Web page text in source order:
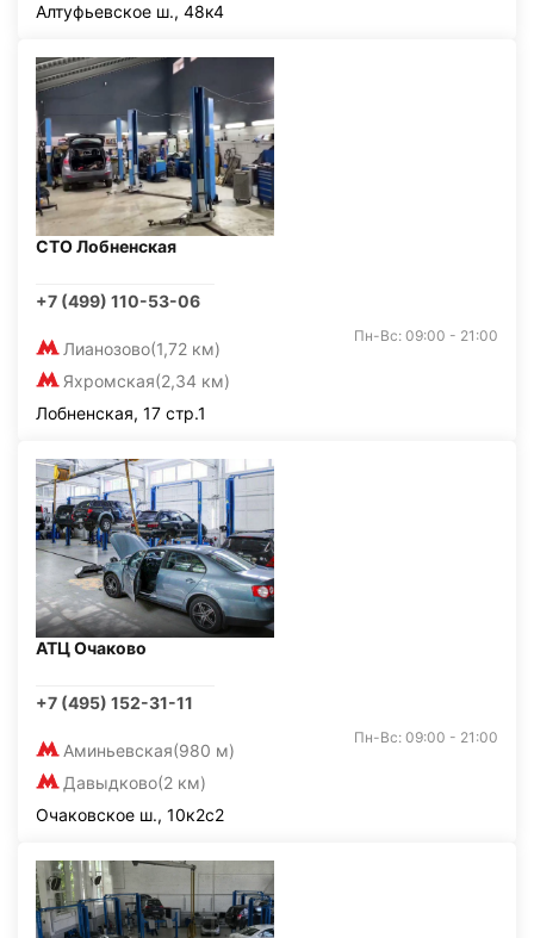
Алтуфьевское ш., 48к4
СТО Лобненская
+7 (499) 110-53-06
Лианозово(1,72 км)
Яхромская(2,34 км)
Пн-Вс: 09:00 - 21:00
Лобненская, 17 стр.1
АТЦ Очаково
+7 (495) 152-31-11
Аминьевская(980 м)
Давыдково(2 км)
Пн-Вс: 09:00 - 21:00
Очаковское ш., 10к2с2